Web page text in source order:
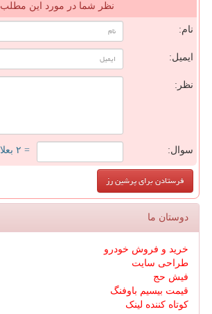
نظر شما در مورد این مطلب
نام:
ایمیل:
نظر:
سوال: = ۲ بعلاوه ۳
دوستان ما
خرید و فروش خودرو
طراحی سایت
فیش حج
قیمت بیسیم باوفنگ
کوتاه کننده لینک